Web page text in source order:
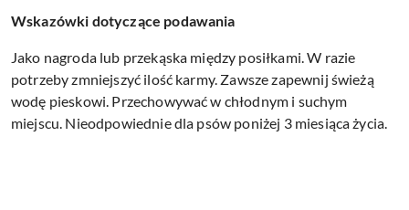
Wskazówki dotyczące podawania
Jako nagroda lub przekąska między posiłkami. W razie
potrzeby zmniejszyć ilość karmy. Zawsze zapewnij świeżą
wodę pieskowi. Przechowywać w chłodnym i suchym
miejscu. Nieodpowiednie dla psów poniżej 3 miesiąca życia.